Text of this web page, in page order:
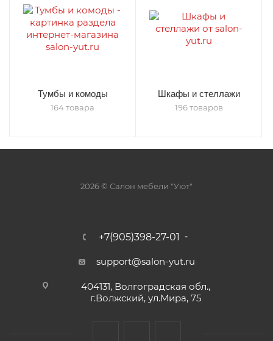
Тумбы и комоды
164 товара
Шкафы и стеллажи
196 товаров
2026 © Салон мебели "Уют"
+7(905)398-27-01
support@salon-yut.ru
404131, Волгоградская обл.,
г.Волжский, ул.Мира, 75